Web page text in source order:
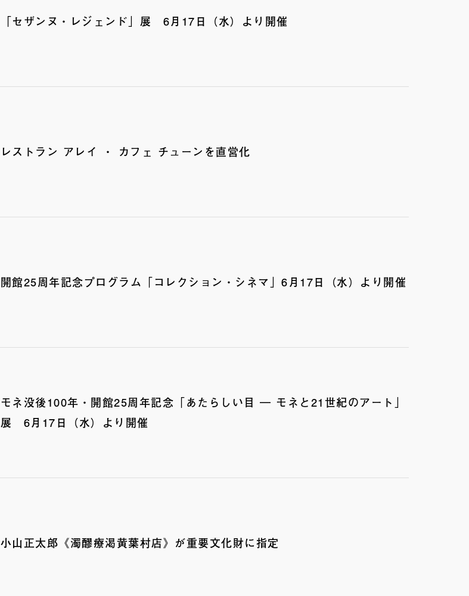
「セザンヌ・レジェンド」展 6月17日（水）より開催
レストラン アレイ ・ カフェ チューンを直営化
開館25周年記念プログラム「コレクション・シネマ」6月17日（水）より開催
モネ没後100年・開館25周年記念「あたらしい目 ― モネと21世紀のアート」
展 6月17日（水）より開催
小山正太郎《濁醪療渇黄葉村店》が重要文化財に指定